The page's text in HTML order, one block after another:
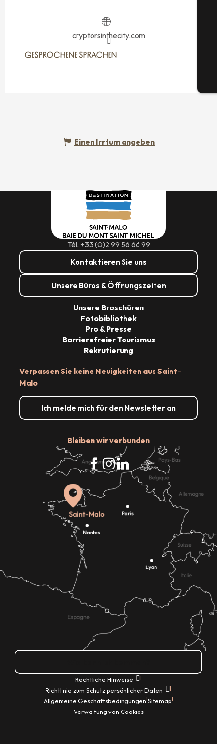
cryptorsinthecity.com
GESPROCHENE SPRACHEN
GESPROCHENE SPRACHEN
Einen Irrtum angeben
Tél. +33 (0)2 99 56 66 99
Kontaktieren Sie uns
Unsere Büros & Öffnungszeiten
Verpassen Sie keine Neuigkeiten aus Saint-
Malo
Ich melde mich für den Newsletter an
Bleiben wir verbunden
Unsere Broschüren
Fotobibliothek
Pro & Presse
Barrierefreier Tourismus
Rekrutierung
Rechtliche Hinweise |
Richtlinie zum Schutz persönlicher Daten |
Allgemeine Geschäftsbedingungen|Sitemap|
Verwaltung von Cookies